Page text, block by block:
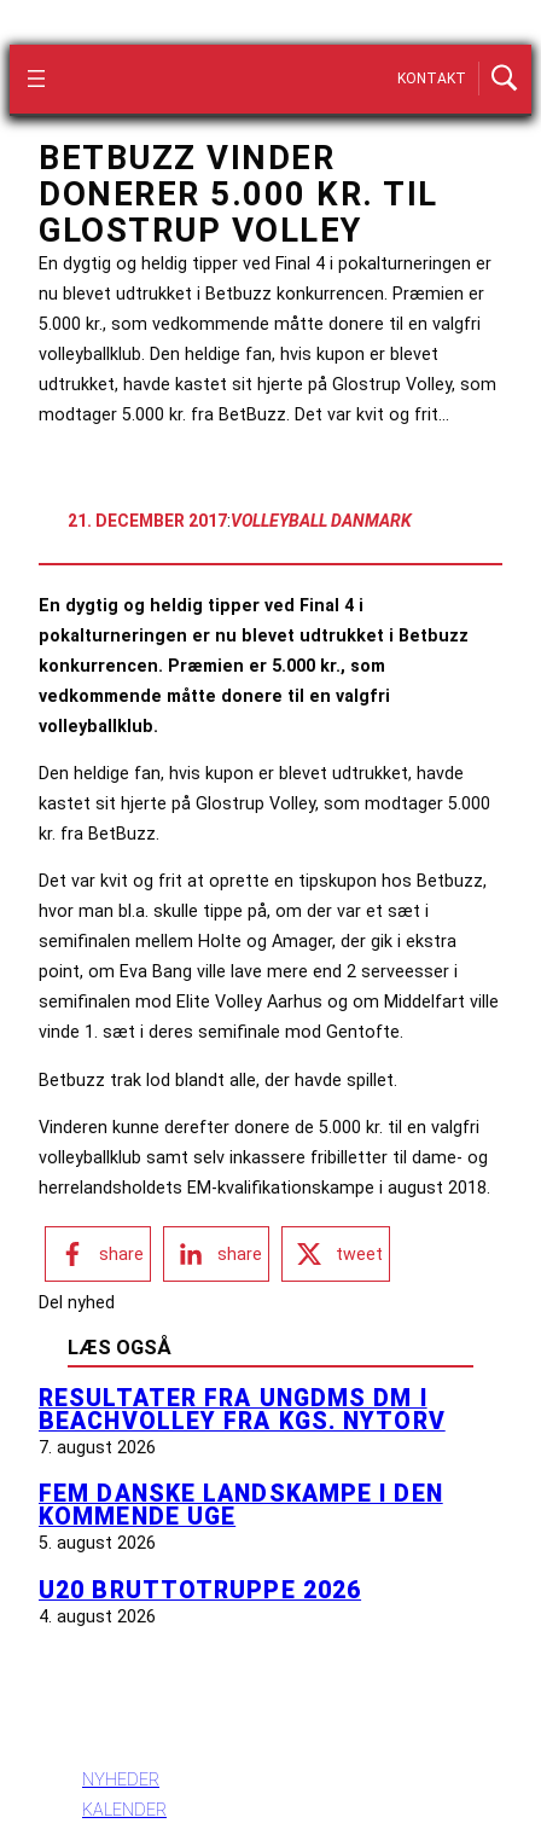
KONTAKT
BETBUZZ VINDER
DONERER 5.000 KR. TIL
GLOSTRUP VOLLEY
En dygtig og heldig tipper ved Final 4 i pokalturneringen er
nu blevet udtrukket i Betbuzz konkurrencen. Præmien er
5.000 kr., som vedkommende måtte donere til en valgfri
volleyballklub. Den heldige fan, hvis kupon er blevet
udtrukket, havde kastet sit hjerte på Glostrup Volley, som
modtager 5.000 kr. fra BetBuzz. Det var kvit og frit…
21. DECEMBER 2017:VOLLEYBALL DANMARK
En dygtig og heldig tipper ved Final 4 i
pokalturneringen er nu blevet udtrukket i Betbuzz
konkurrencen. Præmien er 5.000 kr., som
vedkommende måtte donere til en valgfri
volleyballklub.
Den heldige fan, hvis kupon er blevet udtrukket, havde
kastet sit hjerte på Glostrup Volley, som modtager 5.000
kr. fra BetBuzz.
Det var kvit og frit at oprette en tipskupon hos Betbuzz,
hvor man bl.a. skulle tippe på, om der var et sæt i
semifinalen mellem Holte og Amager, der gik i ekstra
point, om Eva Bang ville lave mere end 2 serveesser i
semifinalen mod Elite Volley Aarhus og om Middelfart ville
vinde 1. sæt i deres semifinale mod Gentofte.
Betbuzz trak lod blandt alle, der havde spillet.
Vinderen kunne derefter donere de 5.000 kr. til en valgfri
volleyballklub samt selv inkassere fribilletter til dame- og
herrelandsholdets EM-kvalifikationskampe i august 2018.
share share tweet
Del nyhed
LÆS OGSÅ
RESULTATER FRA UNGDMS DM I
BEACHVOLLEY FRA KGS. NYTORV
7. august 2026
FEM DANSKE LANDSKAMPE I DEN
KOMMENDE UGE
5. august 2026
U20 BRUTTOTRUPPE 2026
4. august 2026
NYHEDER
KALENDER